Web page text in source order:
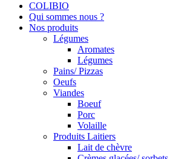
COLIBIO
Qui sommes nous ?
Nos produits
Légumes
Aromates
Légumes
Pains/ Pizzas
Oeufs
Viandes
Boeuf
Porc
Volaille
Produits Laitiers
Lait de chèvre